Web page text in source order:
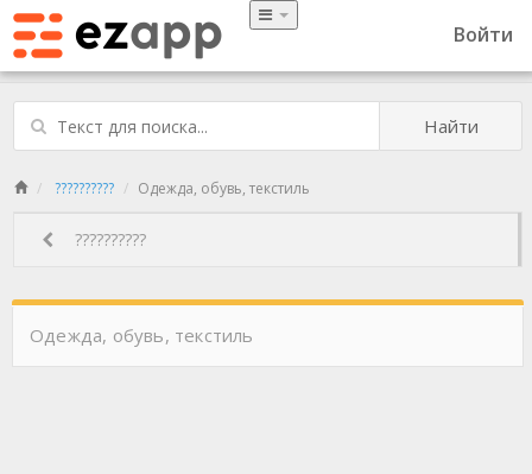
Войти
Найти
?????????? Одежда, обувь, текстиль
??????????
Одежда, обувь, текстиль